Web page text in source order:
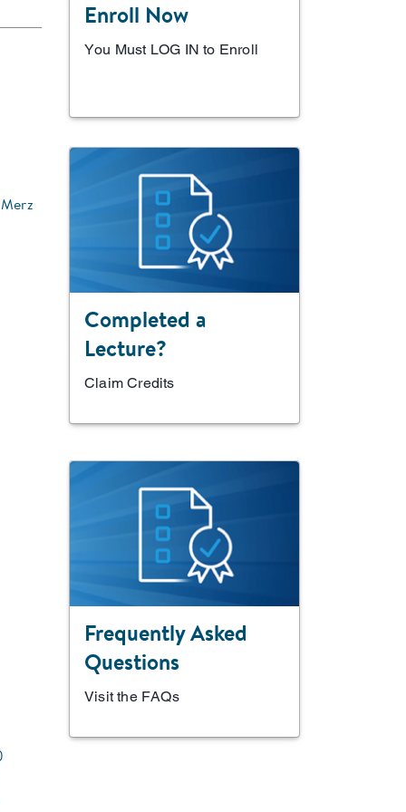
Enroll Now
You Must LOG IN to Enroll
Completed a
Lecture?
Claim Credits
Frequently Asked
Questions
Visit the FAQs